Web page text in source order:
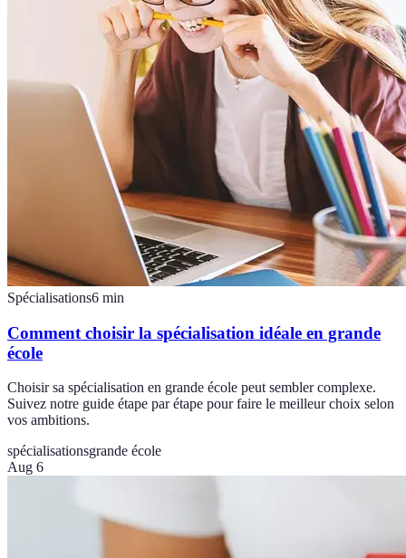
Spécialisations6 min
Comment choisir la spécialisation idéale en grande
école
Choisir sa spécialisation en grande école peut sembler complexe.
Suivez notre guide étape par étape pour faire le meilleur choix selon
vos ambitions.
spécialisationsgrande école
Aug 6